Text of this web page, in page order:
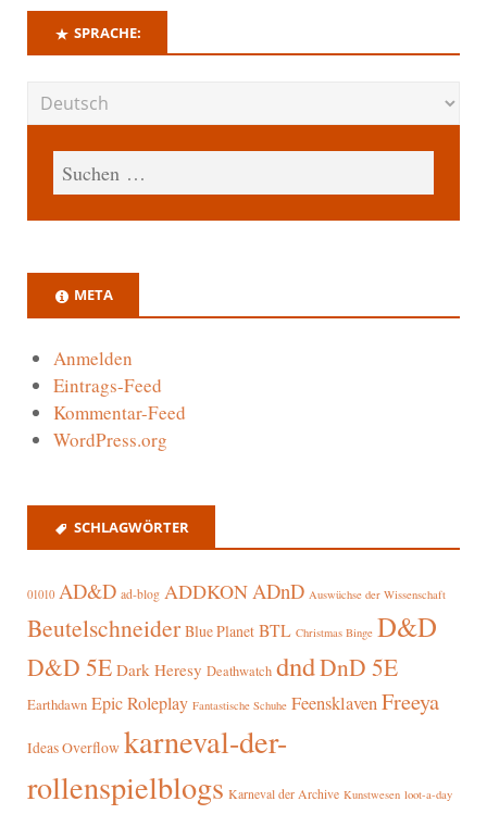
SPRACHE:
META
Anmelden
Eintrags-Feed
Kommentar-Feed
WordPress.org
SCHLAGWÖRTER
01010 AD&D ad-blog ADDKONADnD Auswüchse der Wissenschaft
Beutelschneider Blue Planet BTL Christmas Binge D&D
D&D 5E Dark Heresy Deathwatch dndDnD 5E
Earthdawn Epic Roleplay Fantastische Schuhe FeensklavenFreeya
Ideas Overflow karneval-der-
rollenspielblogs Karneval der Archive Kunstwesen loot-a-day